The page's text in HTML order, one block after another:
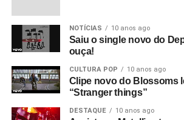
NOTÍCIAS 10 anos ago
Saiu o single novo do
ouça!
CULTURA POP 10 anos ago
Clipe novo do Blossoms
“Stranger things”
DESTAQUE 10 anos ago